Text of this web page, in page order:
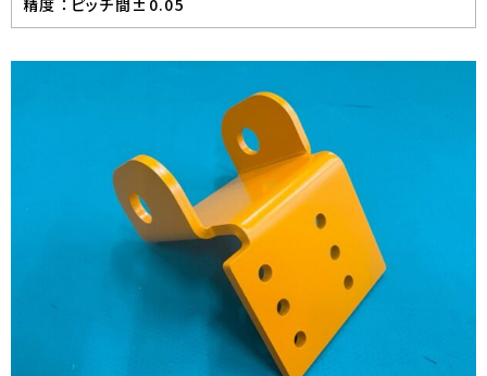
精度 ： ピッチ間±0.05